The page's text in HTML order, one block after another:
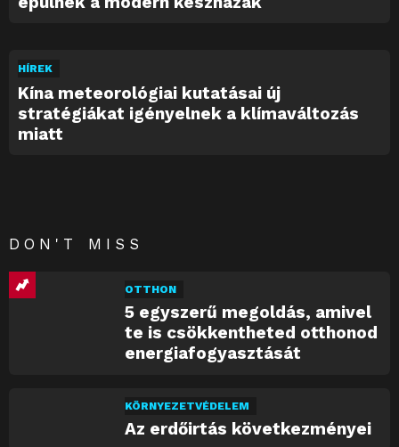
HÍREK
Kína meteorológiai kutatásai új
stratégiákat igényelnek a klímaváltozás
miatt
DON'T MISS
OTTHON
5 egyszerű megoldás, amivel
te is csökkentheted otthonod
energiafogyasztását
KÖRNYEZETVÉDELEM
Az erdőirtás következményei